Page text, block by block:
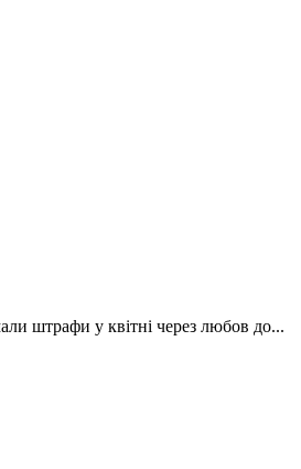
штрафи у квітні через любов до...